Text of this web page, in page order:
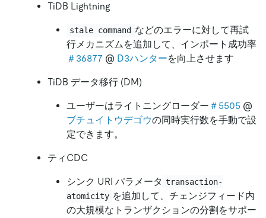
TiDB Lightning
stale command などのエラーに対して再試
行メカニズムを追加して、インポート成功率
＃36877 @ D3ハンターを向上させます
TiDB データ移行 (DM)
ユーザーはライトニングローダー ＃5505 @
ブチュイトウデゴウの同時実行数を手動で設
定できます。
ティCDC
シンク URI パラメータ transaction-
atomicity を追加して、チェンジフィード内
の大規模なトランザクションの分割をサポー